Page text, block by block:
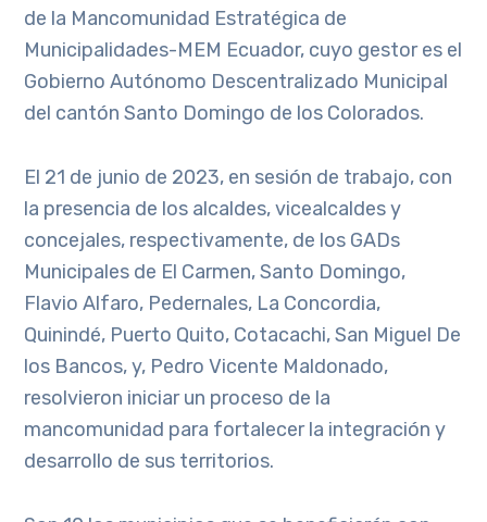
de la Mancomunidad Estratégica de
Municipalidades-MEM Ecuador, cuyo gestor es el
Gobierno Autónomo Descentralizado Municipal
del cantón Santo Domingo de los Colorados.
El 21 de junio de 2023, en sesión de trabajo, con
la presencia de los alcaldes, vicealcaldes y
concejales, respectivamente, de los GADs
Municipales de El Carmen, Santo Domingo,
Flavio Alfaro, Pedernales, La Concordia,
Quinindé, Puerto Quito, Cotacachi, San Miguel De
los Bancos, y, Pedro Vicente Maldonado,
resolvieron iniciar un proceso de la
mancomunidad para fortalecer la integración y
desarrollo de sus territorios.